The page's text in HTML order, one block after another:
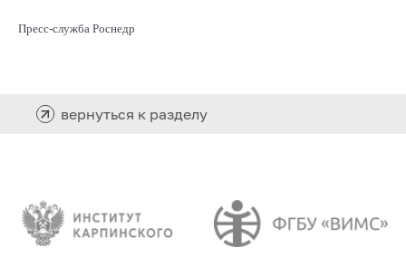
Пресс-служба Роснедр
вернуться к разделу